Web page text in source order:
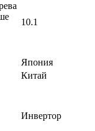
10.1
Япония
Китай
Инвертор